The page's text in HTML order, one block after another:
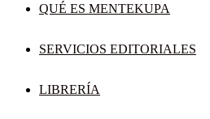
QUÉ ES MENTEKUPA
SERVICIOS EDITORIALES
LIBRERÍA